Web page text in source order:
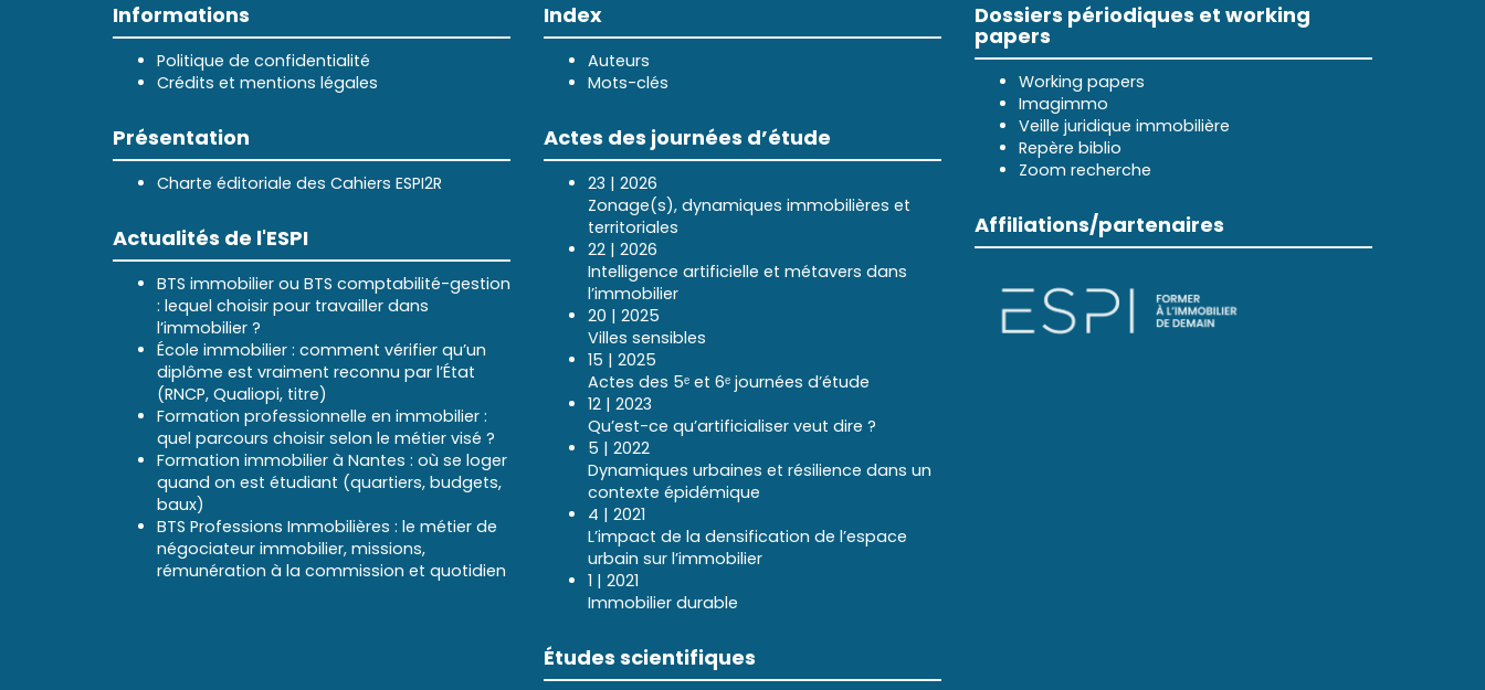
Informations
Politique de confidentialité
Crédits et mentions légales
Présentation
Charte éditoriale des Cahiers ESPI2R
Actualités de l'ESPI
BTS immobilier ou BTS comptabilité-gestion
: lequel choisir pour travailler dans
l’immobilier ?
École immobilier : comment vérifier qu’un
diplôme est vraiment reconnu par l’État
(RNCP, Qualiopi, titre)
Formation professionnelle en immobilier :
quel parcours choisir selon le métier visé ?
Formation immobilier à Nantes : où se loger
quand on est étudiant (quartiers, budgets,
baux)
BTS Professions Immobilières : le métier de
négociateur immobilier, missions,
rémunération à la commission et quotidien
Index
Auteurs
Mots-clés
Actes des journées d’étude
23 | 2026
Zonage(s), dynamiques immobilières et
territoriales
22 | 2026
Intelligence artificielle et métavers dans
l’immobilier
20 | 2025
Villes sensibles
15 | 2025
Actes des 5ᵉ et 6ᵉ journées d’étude
12 | 2023
Qu’est-ce qu’artificialiser veut dire ?
5 | 2022
Dynamiques urbaines et résilience dans un
contexte épidémique
4 | 2021
L’impact de la densification de l’espace
urbain sur l’immobilier
1 | 2021
Immobilier durable
Études scientifiques
Dossiers périodiques et working
papers
Working papers
Imagimmo
Veille juridique immobilière
Repère biblio
Zoom recherche
Affiliations/partenaires